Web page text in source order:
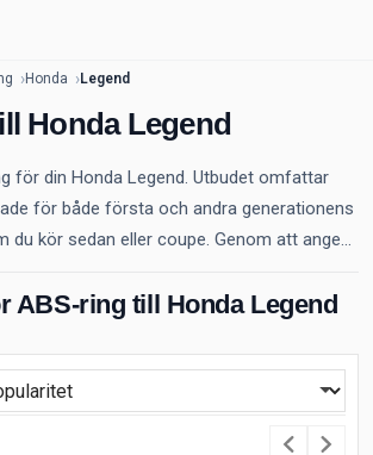
Honda Legend
Honda Legend
för din Honda Legend. Utbudet omfattar
för både första och andra generationens
du kör sedan eller coupe. Genom att ange...
ABS-ring till Honda Legend